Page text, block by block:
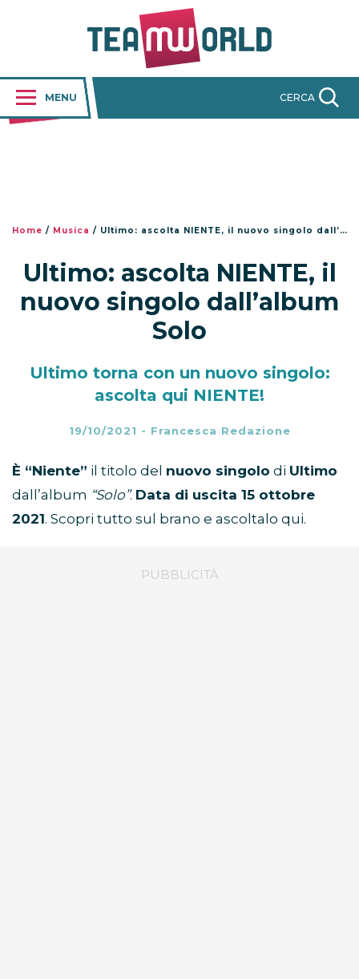
MENU CERCA
Home / Musica / Ultimo: ascolta NIENTE, il nuovo singolo dall’album Solo
Ultimo: ascolta NIENTE, il
nuovo singolo dall’album
Solo
Ultimo torna con un nuovo singolo:
ascolta qui NIENTE!
19/10/2021 - Francesca Redazione
È “Niente” il titolo del nuovo singolo di Ultimo
dall’album “Solo”. Data di uscita 15 ottobre
2021. Scopri tutto sul brano e ascoltalo qui.